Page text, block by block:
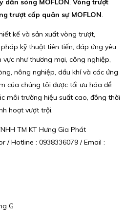
dẫn sóng MOFLON, Vòng trượt
trượt cấp quân sự MOFLON.
kế và sản xuất vòng trượt,
kỹ thuật tiên tiến, đáp ứng yêu
như thương mại, công nghiệp,
nông nghiệp, dầu khí và các ứng
của chúng tôi được tối ưu hóa để
môi trường hiệu suất cao, đồng thời
hoạt vượt trội.
TM KT Hưng Gia Phát
/ Hotline : 0938336079 / Email :
G